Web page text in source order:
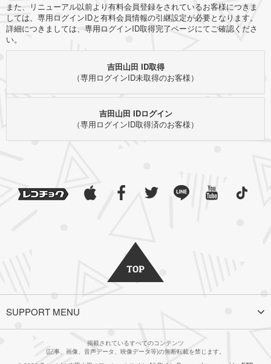
また、リニューアル以前より有料会員登録をされているお客様につきま
しては、専用ログインIDと有料会員情報の引継設定が必要となります。
詳細につきましては、専用ログインID取得完了ページにてご確認くださ
い。
吉田山田 ID取得
（専用ログインID未取得のお客様）
吉田山田 IDログイン
（専用ログインID取得済のお客様）
SUPPORT MENU
掲載されているすべてのコンテンツ
(記事、画像、音声データ、映像データ等)の無断転載を禁じます。